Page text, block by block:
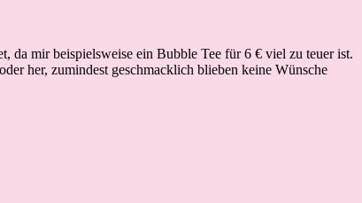
da mir beispielsweise ein Bubble Tee für 6 € viel zu teuer ist.
her, zumindest geschmacklich blieben keine Wünsche